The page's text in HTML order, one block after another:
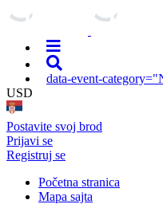
data-event-
USD
Postavite svoj brod
Prijavi se
Registruj se
Početna stranica
Mapa sajta